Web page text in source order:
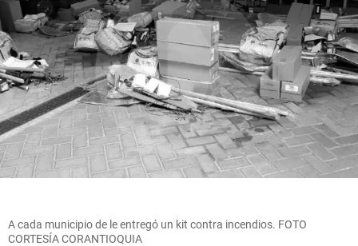
A cada municipio de le entregó un kit contra incendios. FOTO
CORTESÍA CORANTIOQUIA